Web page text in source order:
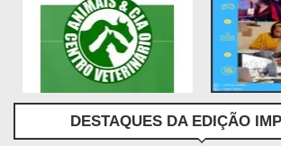
DESTAQUES DA EDIÇÃO